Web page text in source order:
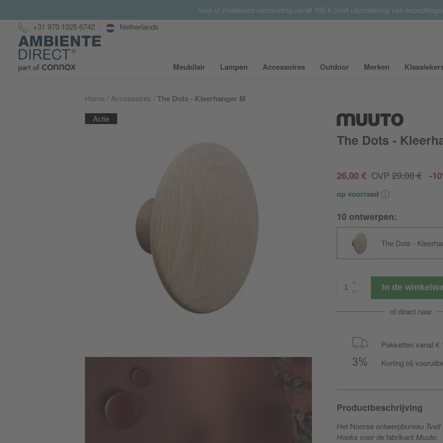
Summer Sale: met tot 65% korting >> nu bestellen
Voor u! Kosteloze verzending vanaf 100 € (met uitzondering van
Hotline:
+31 970 1025 6742 Netherlands
Home
Meubilair Submenu van Meubilair uit- of inklappen
Lampen Submenu van Lampen uit- of inklappen
Accessoires Submenu van Accessoires uit- of
Outdoor Submenu van Outdoor
Merken Submenu
Home Accessoires The Dots - Kleerhanger M
Actie
The Dots -
26,00 € OVP 29,00 € -
op voorraad
10 ontwerpen:
The Dots -
In de
of direct naar
Pakketten vanaf €
Korting bij
Productbeschrijving
Het Noorse ontwerpbureau
Hooks voor de fabrikantMuuto.